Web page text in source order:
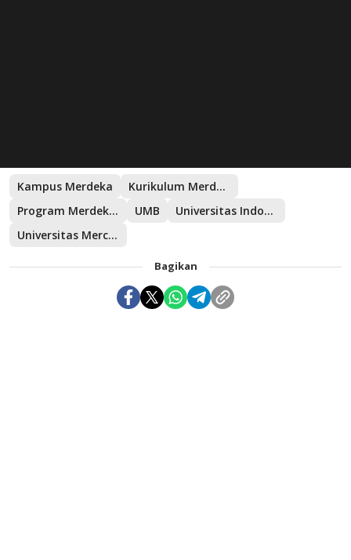
Kampus Merdeka
Kurikulum Merdeka
Program Merdeka Belajar
UMB
Universitas Indonesia
Universitas Mercu Buana
Bagikan